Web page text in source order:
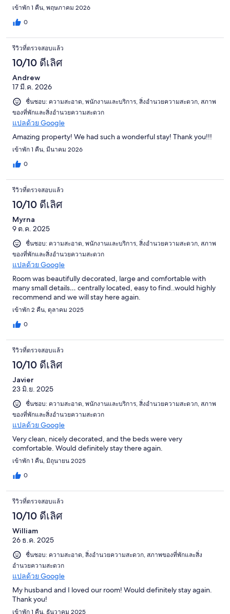
เข้าพัก 1 คืน, พฤษภาคม 2026
0
รีวิวที่ตรวจสอบแล้ว
10/10 ดีเลิศ
Andrew
17 มี.ค. 2026
ชื่นชอบ: ความสะอาด, พนักงานและบริการ, สิ่งอำนวยความสะดวก, สภาพ
ของที่พักและสิ่งอำนวยความสะดวก
แปลด้วย Google
Amazing property! We had such a wonderful stay! Thank you!!!
เข้าพัก 1 คืน, มีนาคม 2026
0
รีวิวที่ตรวจสอบแล้ว
10/10 ดีเลิศ
Myrna
9 ต.ค. 2025
ชื่นชอบ: ความสะอาด, พนักงานและบริการ, สิ่งอำนวยความสะดวก, สภาพ
ของที่พักและสิ่งอำนวยความสะดวก
แปลด้วย Google
Room was beautifully decorated, large and comfortable with
many small details… centrally located, easy to find..would highly
recommend and we will stay here again.
เข้าพัก 2 คืน, ตุลาคม 2025
0
รีวิวที่ตรวจสอบแล้ว
10/10 ดีเลิศ
Javier
23 มิ.ย. 2025
ชื่นชอบ: ความสะอาด, พนักงานและบริการ, สิ่งอำนวยความสะดวก, สภาพ
ของที่พักและสิ่งอำนวยความสะดวก
แปลด้วย Google
Very clean, nicely decorated, and the beds were very
comfortable. Would definitely stay there again.
เข้าพัก 1 คืน, มิถุนายน 2025
0
รีวิวที่ตรวจสอบแล้ว
10/10 ดีเลิศ
William
26 ธ.ค. 2025
ชื่นชอบ: ความสะอาด, สิ่งอำนวยความสะดวก, สภาพของที่พักและสิ่ง
อำนวยความสะดวก
แปลด้วย Google
My husband and I loved our room! Would definitely stay again.
Thank you!
เข้าพัก 1 คืน, ธันวาคม 2025